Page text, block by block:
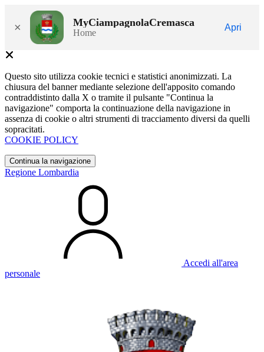
× MyCiampagnolaCremasca
Home
Apri
Questo sito utilizza cookie tecnici e statistici anonimizzati. La
chiusura del banner mediante selezione dell'apposito comando
contraddistinto dalla X o tramite il pulsante "Continua la
navigazione" comporta la continuazione della navigazione in
assenza di cookie o altri strumenti di tracciamento diversi da quelli
sopracitati.
COOKIE POLICY
Continua la navigazione
Regione Lombardia
Accedi all'area
personale